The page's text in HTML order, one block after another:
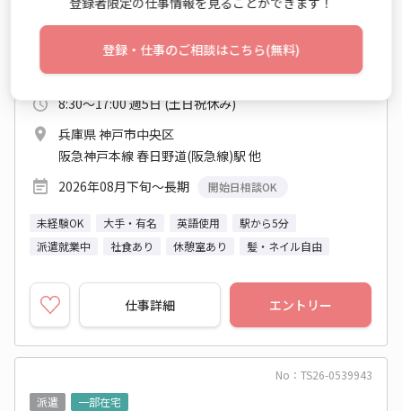
一般事務・OA事務 / 貿易補助業務 / 輸出業務
時給 1,450円～1,450円
月収例 224,750円
8:30～17:00 週5日 (土日祝休み)
兵庫県 神戸市中央区
阪急神戸本線 春日野道(阪急線)駅 他
2026年08月下旬～長期
開始日相談OK
未経験OK 大手・有名 英語使用
駅から5分
派遣就業中
社食あり 休憩室あり 髪・ネイル自由
仕事詳細 エントリー
No：TS26-0539943
派遣
一部在宅
登録・仕事のご相談はこちら(無料)